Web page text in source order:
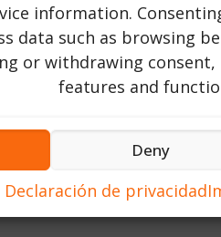
information.
data such as browsing
or withdrawing
features and
Deny
Declaración de privacidad
restaurante lleva a la mesa
lejos de terminar.
un electrizante